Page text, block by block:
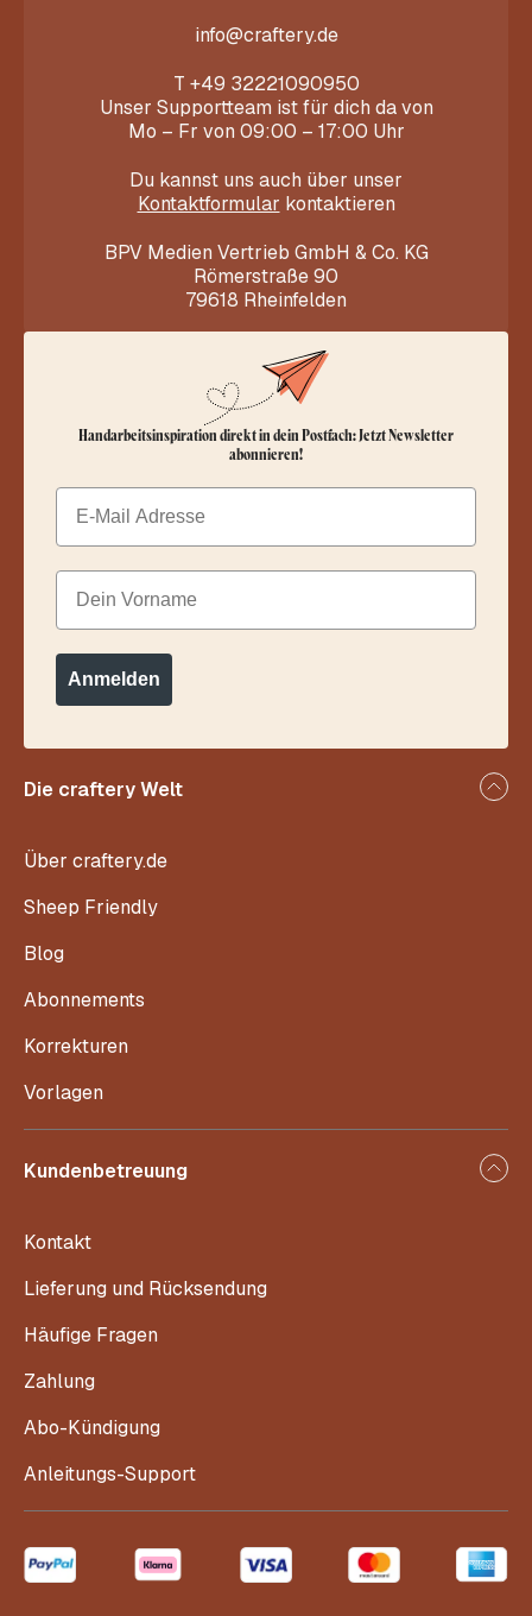
info@craftery.de
T +49 32221090950
Unser Supportteam ist für dich da von
Mo – Fr von 09:00 – 17:00 Uhr
Du kannst uns auch über unser
Kontaktformular kontaktieren
BPV Medien Vertrieb GmbH & Co. KG
Römerstraße 90
79618 Rheinfelden
Die craftery Welt
Über craftery.de
Sheep Friendly
Blog
Abonnements
Korrekturen
Vorlagen
Kundenbetreuung
Kontakt
Lieferung und Rücksendung
Häufige Fragen
Zahlung
Abo-Kündigung
Anleitungs-Support
Handarbeitsinspiration direkt in dein Postfach: Jetzt Newsletter
abonnieren!
Email
Dein Vorname
Anmelden